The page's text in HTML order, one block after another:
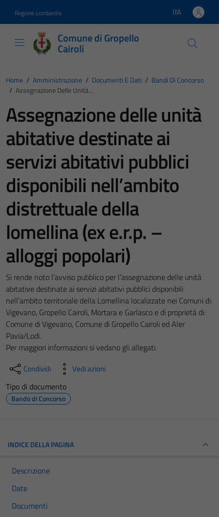
Regione Lombardia Lingua attiva:
ITA
Comune di Gropello
Cairoli
Home / Amministrazione / Documenti E Dati / Bandi Di Concorso
/ Assegnazione Delle Unità...
Assegnazione delle unità
abitative destinate ai
servizi abitativi pubblici
disponibili nell’ambito
distrettuale della
lomellina (ex e.r.p. –
alloggi popolari)
Si rende noto l’avviso pubblico per l’assegnazione delle unità
abitative destinate ai servizi abitativi pubblici disponibili
nell’ambito territoriale della Lomellina localizzate nei Comuni di:
Vigevano, Gropello Cairoli, Mortara e Garlasco e di proprietà di:
Comune di Vigevano, Comune di Gropello Cairoli ed Aler
Pavia/Lodi.
Per maggiori informazioni si vedano gli allegati.
Condividi Vedi azioni
Tipo di documento
Bando di Concorso
INDICE DELLA PAGINA
Descrizione
Date
Documenti